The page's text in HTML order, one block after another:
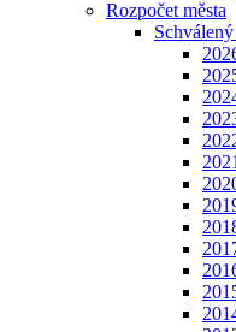
Rozpočet města
2021